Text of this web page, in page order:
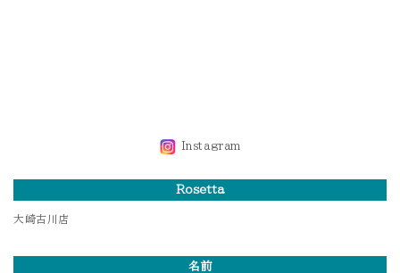
Instagram
Rosetta
大崎古川店
名前